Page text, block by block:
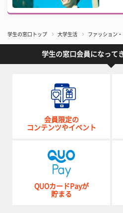
学生の窓口トップ 大学生活 ファッション
学生の窓口会員になって
会員限定の
コンテンツやイベント
QUOカードPayが
貯まる